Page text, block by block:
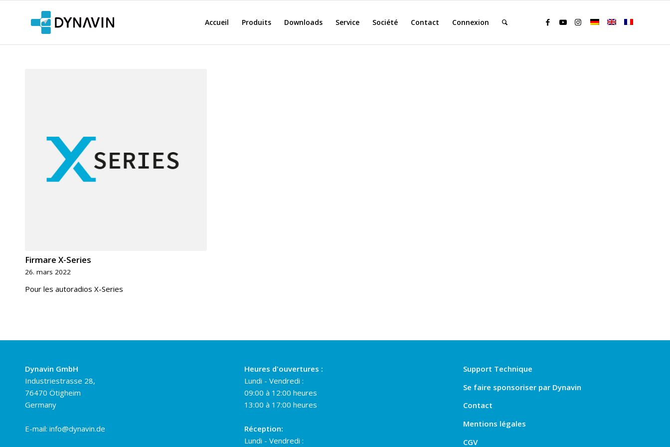
Accueil Produits Downloads Service Société Contact Connexion
Firmare X-Series
26. mars 2022
Pour les autoradios X-Series
Dynavin GmbH
Industriestrasse 28,
76470 Ötigheim
Germany
E-mail: info@dynavin.de
Heures d'ouvertures :
Lundi - Vendredi :
09:00 à 12:00 heures
13:00 à 17:00 heures
Réception:
Lundi - Vendredi :
Support Technique
Se faire sponsoriser par Dynavin
Contact
Mentions légales
CGV